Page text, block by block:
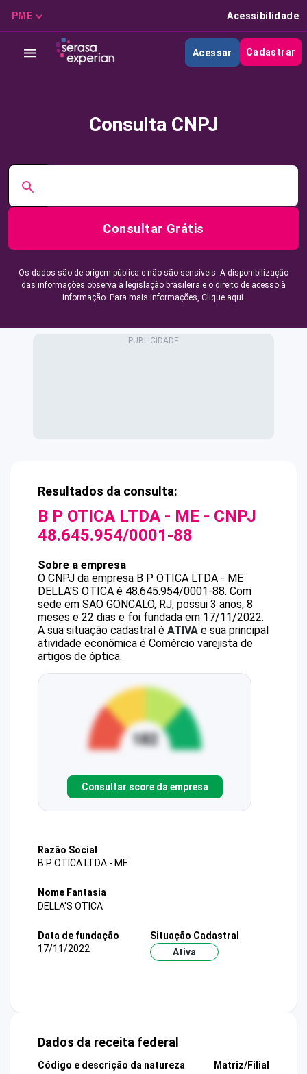
PME Acessibilidade
Acessar Cadastrar
Consulta CNPJ
Consultar Grátis
Os dados são de origem pública e não são sensíveis. A disponibilização
das informações observa a legislação brasileira e o direito de acesso à
informação. Para mais informações, Clique aqui.
Resultados da consulta:
B P OTICA LTDA - ME - CNPJ
48.645.954/0001-88
Sobre a empresa
O CNPJ da empresa B P OTICA LTDA - ME
DELLA'S OTICA é 48.645.954/0001-88. Com
sede em SAO GONCALO, RJ, possui 3 anos, 8
meses e 22 dias e foi fundada em 17/11/2022.
A sua situação cadastral é ATIVA e sua principal
atividade econômica é Comércio varejista de
artigos de óptica.
Consultar score da empresa
Razão Social
B P OTICA LTDA - ME
Nome Fantasia
DELLA'S OTICA
Data de fundação
17/11/2022
Situação Cadastral
Ativa
Dados da receita federal
Código e descrição da natureza
Matriz/Filial